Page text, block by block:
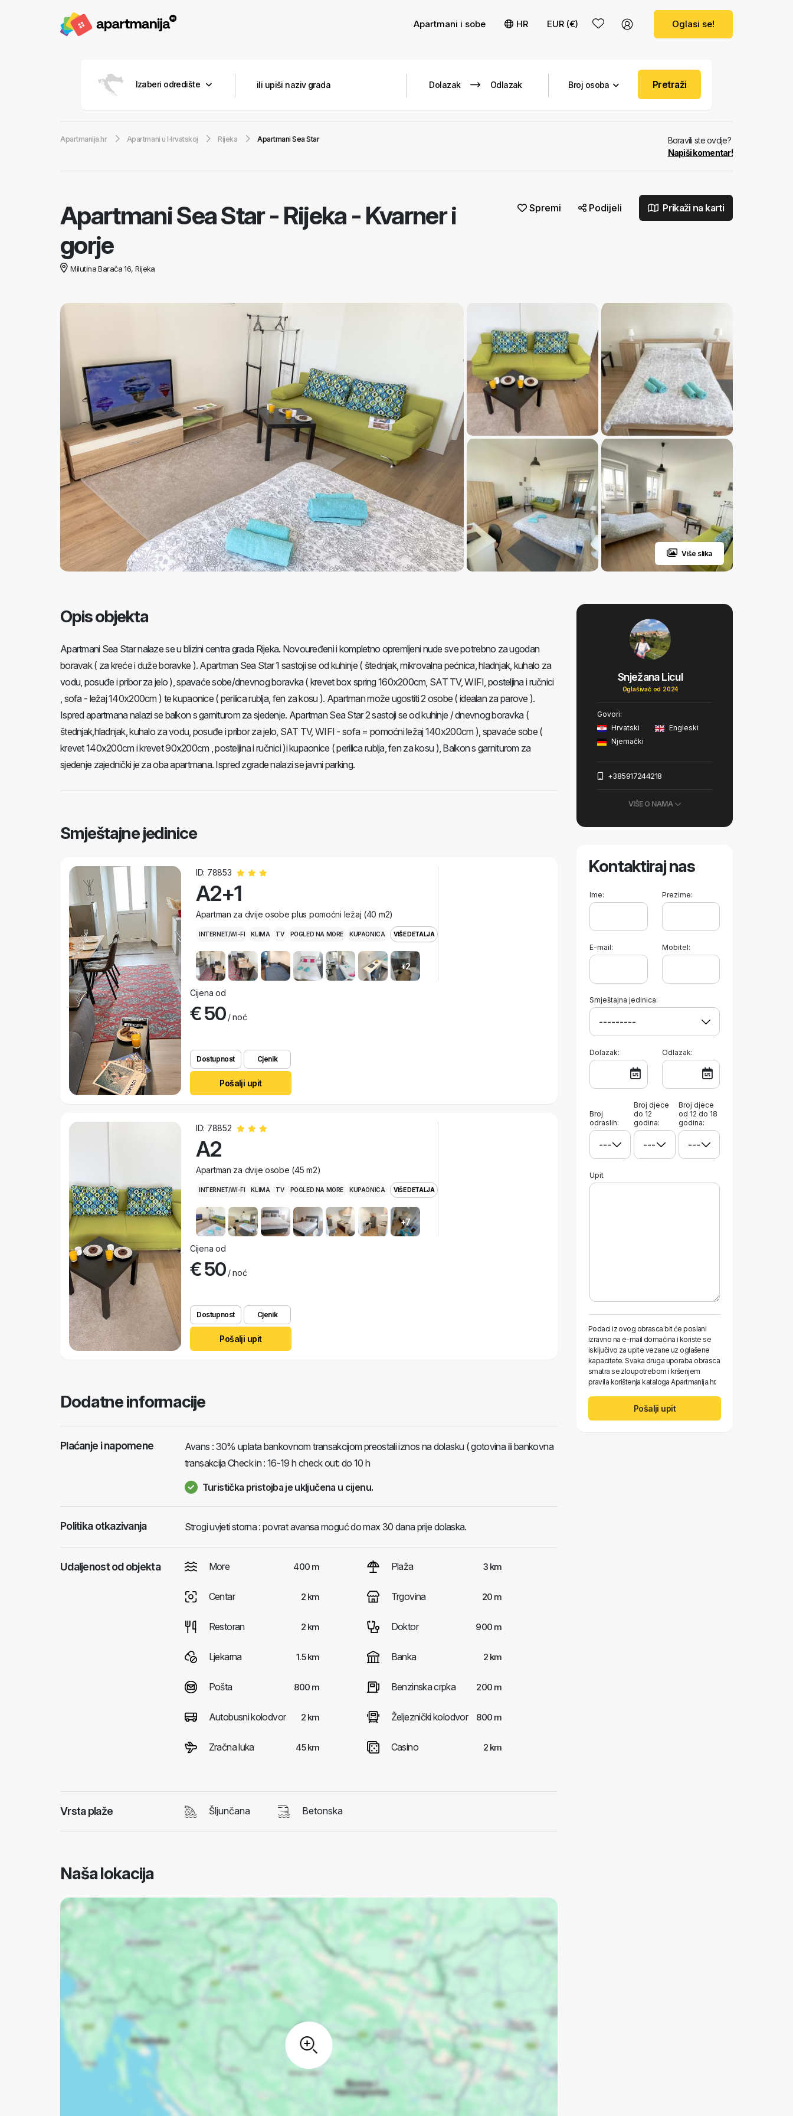
Apartmani i sobe HR EUR (€) Oglasi se!
Izaberi odredište Broj osoba Pretraži
Apartmanija.hr Apartmani u Hrvatskoj Rijeka Apartmani Sea Star
Boravili ste ovdje?
Napiši komentar!
Apartmani Sea Star-Rijeka - Kvarner i
gorje
Milutina Barača 16, Rijeka
Spremi Podijeli Prikaži na karti
Više slika
Opis objekta
Apartmani Sea Star nalaze se u blizini centra grada Rijeka. Novouređeni i kompletno opremljeni nude sve potrebno za ugodan
boravak ( za kreće i duže boravke ). Apartman Sea Star 1 sastoji se od kuhinje ( štednjak, mikrovalna pećnica, hladnjak, kuhalo za
vodu, posuđe i pribor za jelo ), spavaće sobe/dnevnog boravka ( krevet box spring 160x200cm, SAT TV, WIFI, posteljina i ručnici
, sofa - ležaj 140x200cm ) te kupaonice ( perilica rublja, fen za kosu ). Apartman može ugostiti 2 osobe ( idealan za parove ).
Ispred apartmana nalazi se balkon s garniturom za sjedenje. Apartman Sea Star 2 sastoji se od kuhinje / dnevnog boravka (
štednjak,hladnjak, kuhalo za vodu, posuđe i pribor za jelo, SAT TV, WIFI - sofa = pomoćni ležaj 140x200cm ), spavaće sobe (
krevet 140x200cm i krevet 90x200cm , posteljina i ručnici )i kupaonice ( perilica rublja, fen za kosu ), Balkon s garniturom za
sjedenje zajednički je za oba apartmana. Ispred zgrade nalazi se javni parking.
Smještajne jedinice
ID: 78853
A2+1
Apartman za dvije osobe plus pomoćni ležaj (40 m2)
INTERNET/WI-FI KLIMA TV POGLED NA MORE KUPAONICA VIŠE DETALJA
+2
Cijena od
€ 50/ noć
Dostupnost Cjenik
Pošalji upit
ID: 78852
A2
Apartman za dvije osobe (45 m2)
INTERNET/WI-FI KLIMA TV POGLED NA MORE KUPAONICA VIŠE DETALJA
+7
Cijena od
€ 50/ noć
Dostupnost Cjenik
Pošalji upit
Dodatne informacije
Plaćanje i napomene
Avans : 30% uplata bankovnom transakcijom preostali iznos na dolasku ( gotovina ili bankovna
transakcija Check in : 16-19 h check out: do 10 h
Turistička pristojba je uključena u cijenu.
Politika otkazivanja Strogi uvjeti storna : povrat avansa moguć do max 30 dana prije dolaska.
Udaljenost od objekta More 400 m Plaža 3 km
Centar 2 km Trgovina 20 m
Restoran 2 km Doktor 900 m
Ljekarna 1.5 km Banka 2 km
Pošta 800 m Benzinska crpka 200 m
Autobusni kolodvor 2 km Željeznički kolodvor 800 m
Zračna luka 45 km Casino 2 km
Vrsta plaže Šljunčana Betonska
Naša lokacija
Snježana Licul
Oglašivač od 2024
Govori:
Hrvatski
Engleski
Njemački
+385917244218
VIŠE O NAMA
Kontaktiraj nas
Ime: Prezime:
E-mail: Mobitel:
Smještajna jedinica:
Dolazak: Odlazak:
Broj
odraslih:
Broj djece
do 12
godina:
Broj djece
od 12 do 18
godina:
Upit
Podaci iz ovog obrasca bit će poslani
izravno na e-mail domaćina i koriste se
isključivo za upite vezane uz oglašene
kapacitete. Svaka druga uporaba obrasca
smatra se zloupotrebom i kršenjem
pravila korištenja kataloga Apartmanija.hr.
Pošalji upit